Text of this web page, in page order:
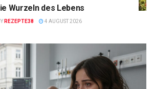
Wurzeln des Lebens
REZEPTE38 4 AUGUST 2026